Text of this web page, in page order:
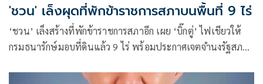
'ชวน' เล็งผุดที่พักข้าราชการสภาบนพื้นที่ 9 ไร่
‘ชวน’ เล็งสร้างที่พักข้าราชการสภาอีก เผย ‘บิ๊กตู่’ ไฟเขียวให้
กรมธนารักษ์มอบที่ดินแล้ว 9 ไร่ พร้อมประกาศเจตจำนงรัฐสภา